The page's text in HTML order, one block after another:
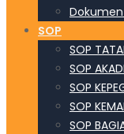
SOP
SOP
SOP
SOP
SOP
SOP